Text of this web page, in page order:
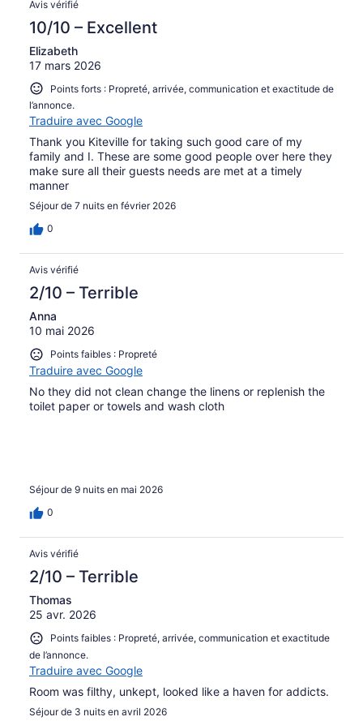
Avis vérifié
10/10 – Excellent
Elizabeth
17 mars 2026
Points forts : Propreté, arrivée, communication et exactitude de
l’annonce.
Traduire avec Google
Thank you Kiteville for taking such good care of my
family and I. These are some good people over here they
make sure all their guests needs are met at a timely
manner
Séjour de 7 nuits en février 2026
0
Avis vérifié
2/10 – Terrible
Anna
10 mai 2026
Points faibles : Propreté
Traduire avec Google
No they did not clean change the linens or replenish the
toilet paper or towels and wash cloth
Séjour de 9 nuits en mai 2026
0
Avis vérifié
2/10 – Terrible
Thomas
25 avr. 2026
Points faibles : Propreté, arrivée, communication et exactitude
de l’annonce.
Traduire avec Google
Room was filthy, unkept, looked like a haven for addicts.
Séjour de 3 nuits en avril 2026